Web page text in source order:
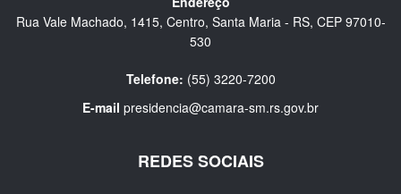
Rua Vale Machado, 1415, Centro, Santa Maria - RS, CEP 97010-
530
Telefone: (55) 3220-7200
E-mail presidencia@camara-sm.rs.gov.br
REDES SOCIAIS